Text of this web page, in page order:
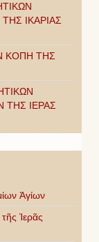
ΙΚΑΡΙΑΣ
ΚΟΠΗ ΤΗΣ
ΤΗΣ ΙΕΡΑΣ
Ἁγίων
Ἱερᾶς